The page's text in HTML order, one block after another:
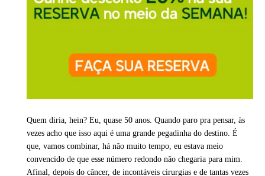
Quem diria, hein? Eu, quase 50 anos. Quando paro pra pensar, às
vezes acho que isso aqui é uma grande pegadinha do destino. É
que, vamos combinar, há não muito tempo, eu estava meio
convencido de que esse número redondo não chegaria para mim.
Afinal, depois do câncer, de incontáveis cirurgias e de tantas vezes